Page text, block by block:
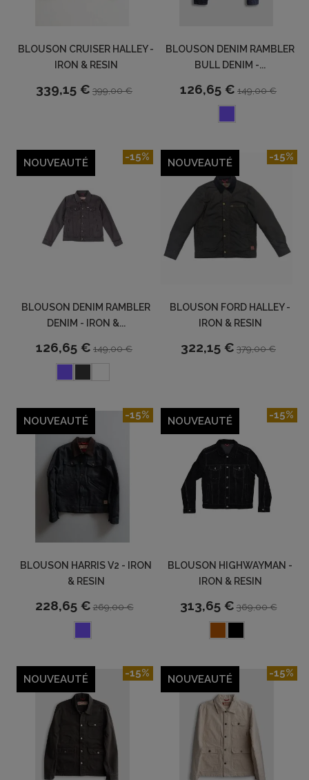
BLOUSON CRUISER HALLEY -
IRON & RESIN
339,15 € 399,00 €
BLOUSON DENIM RAMBLER
BULL DENIM -...
126,65 € 149,00 €
NOUVEAUTÉ
BLOUSON DENIM RAMBLER
DENIM - IRON &...
126,65 € 149,00 €
-15% NOUVEAUTÉ
BLOUSON FORD HALLEY -
IRON & RESIN
322,15 € 379,00 €
-15%
NOUVEAUTÉ
BLOUSON HARRIS V2 - IRON
& RESIN
228,65 € 269,00 €
-15% NOUVEAUTÉ
BLOUSON HIGHWAYMAN -
IRON & RESIN
313,65 € 369,00 €
-15%
NOUVEAUTÉ -15% NOUVEAUTÉ -15%